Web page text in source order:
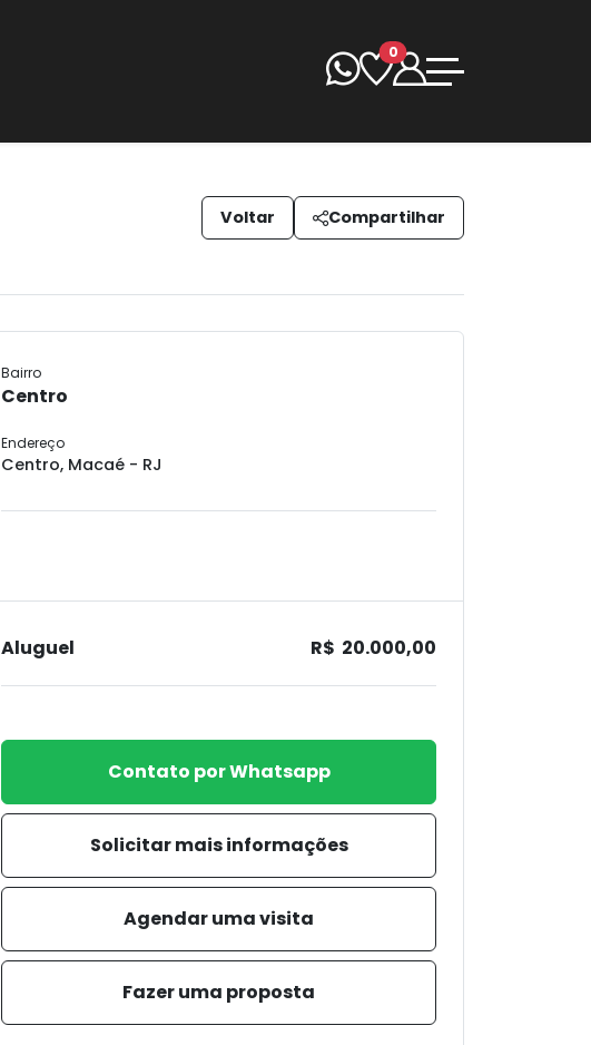
0
Voltar Compartilhar
Bairro
Centro
Endereço
Centro, Macaé - RJ
Aluguel R$ 20.000,00
Contato por Whatsapp
Solicitar mais informações
Agendar uma visita
Fazer uma proposta